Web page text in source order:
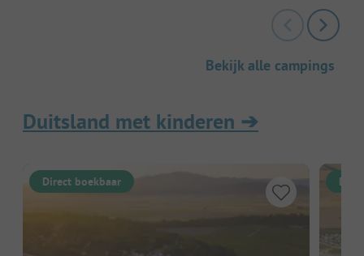
Bekijk alle campings
Duitsland met kinderen ➔
Direct boekbaar